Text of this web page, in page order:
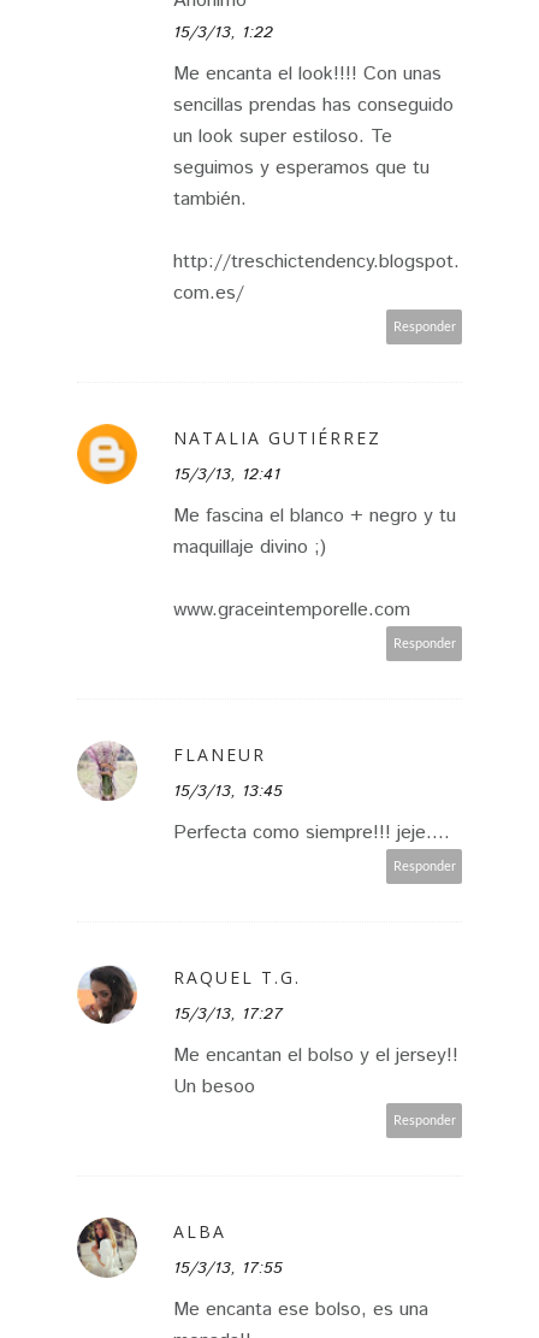
15/3/13, 1:22
Me encanta el look!!!! Con unas
sencillas prendas has conseguido
un look super estiloso. Te
seguimos y esperamos que tu
también.
http://treschictendency.blogspot.
com.es/
Responder
NATALIA GUTIÉRREZ
15/3/13, 12:41
Me fascina el blanco + negro y tu
maquillaje divino ;)
www.graceintemporelle.com
Responder
FLANEUR
15/3/13, 13:45
Perfecta como siempre!!! jeje....
Responder
RAQUEL T.G.
15/3/13, 17:27
Me encantan el bolso y el jersey!!
Un besoo
Responder
ALBA
15/3/13, 17:55
Me encanta ese bolso, es una